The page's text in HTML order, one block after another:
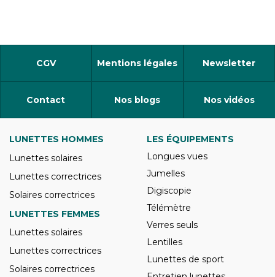
CGV Mentions légales Newsletter
Contact Nos blogs Nos vidéos
LUNETTES HOMMES
Lunettes solaires
Lunettes correctrices
Solaires correctrices
LUNETTES FEMMES
Lunettes solaires
Lunettes correctrices
Solaires correctrices
LES ÉQUIPEMENTS
Longues vues
Jumelles
Digiscopie
Télémètre
Verres seuls
Lentilles
Lunettes de sport